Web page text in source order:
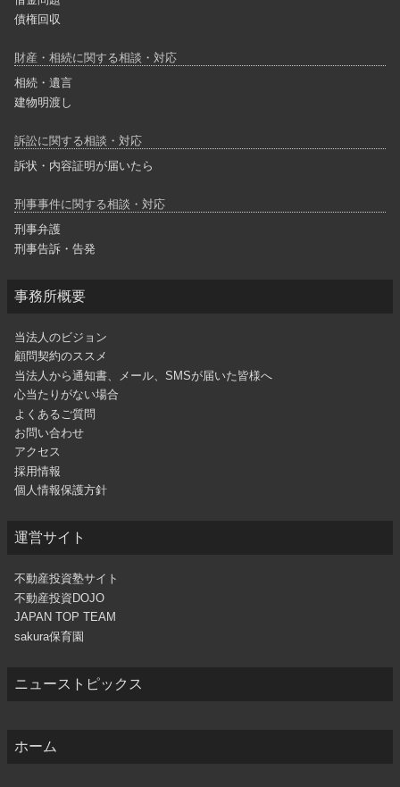
債権回収
財産・相続に関する相談・対応
相続・遺言
建物明渡し
訴訟に関する相談・対応
訴状・内容証明が届いたら
刑事事件に関する相談・対応
刑事弁護
刑事告訴・告発
事務所概要
当法人のビジョン
顧問契約のススメ
当法人から通知書、メール、SMSが届いた皆様へ
心当たりがない場合
よくあるご質問
お問い合わせ
アクセス
採用情報
個人情報保護方針
運営サイト
不動産投資塾サイト
不動産投資DOJO
JAPAN TOP TEAM
sakura保育園
ニューストピックス
ホーム